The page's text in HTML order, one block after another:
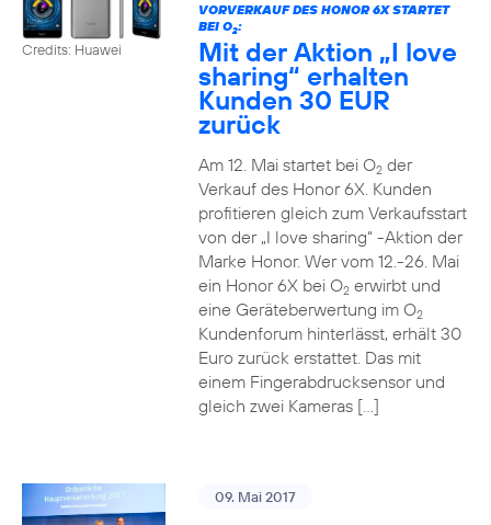
Credits: Huawei
VORVERKAUF DES HONOR 6X STARTET
BEI O2:
Mit der Aktion „I love
sharing“ erhalten
Kunden 30 EUR
zurück
Am 12. Mai startet bei O2der
Verkauf des Honor 6X. Kunden
profitieren gleich zum Verkaufsstart
von der „I love sharing“ -Aktion der
Marke Honor. Wer vom 12.-26. Mai
ein Honor 6X bei O2erwirbt und
eine Geräteberwertung im O2
Kundenforum hinterlässt, erhält 30
Euro zurück erstattet. Das mit
einem Fingerabdrucksensor und
gleich zwei Kameras […]
09. Mai 2017